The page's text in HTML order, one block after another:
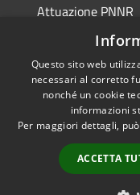
Attuazione PNNR
Whistleblowing
RSS
Accessibilità
Questo sito web
necessari al corretto
nonché un cookie
informazioni
Per maggiori dettagli,
ACCETTA